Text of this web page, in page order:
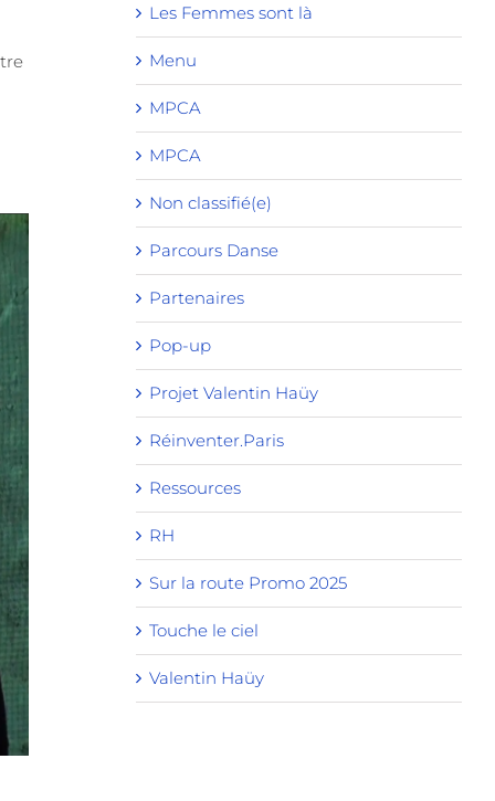
Les Femmes sont là
Menu
MPCA
MPCA
Non classifié(e)
Parcours Danse
Partenaires
Pop-up
Projet Valentin Haüy
Réinventer.Paris
Ressources
RH
Sur la route Promo 2025
Touche le ciel
Valentin Haüy